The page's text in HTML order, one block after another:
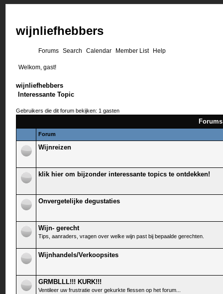
wijnliefhebbers
Forums Search Calendar Member List Help
Welkom, gast!
wijnliefhebbers
Interessante Topic
Gebruikers die dit forum bekijken: 1 gasten
Forum
Wijnreizen
klik hier om bijzonder interessante topics te ontdekken!
Onvergetelijke degustaties
Wijn- gerecht
Tips, aanraders, vragen over welke wijn past bij bepaalde gerechten.
Wijnhandels/Verkoopsites
GRMBLLL!!! KURK!!!
Ventileer uw frustratie over gekurkte flessen op het forum...